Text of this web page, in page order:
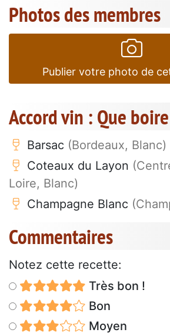
Photos des membres
Publier votre photo de
Accord vin : Que
Barsac (Bordeaux, Blanc)
Coteaux du Layon
Loire, Blanc)
Champagne Blanc
Commentaires
Notez cette recette:
Très bon !
Bon
Moyen